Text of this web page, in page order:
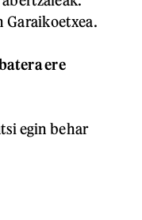
Garaikoetxea.
ere
egin behar